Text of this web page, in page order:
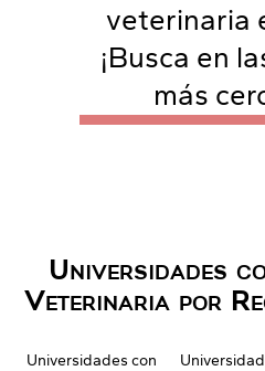
veterinaria
¡Busca en
más
Universidades
Veterinaria por
Universidades con